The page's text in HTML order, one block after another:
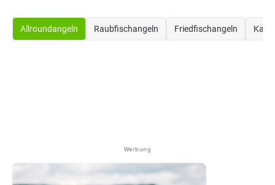
Allroundangeln Raubfischangeln Friedfischangeln
Werbung